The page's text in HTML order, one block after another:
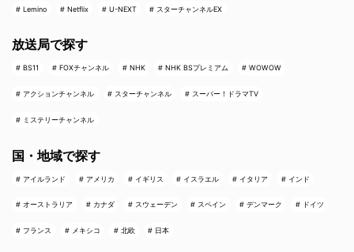
Lemino Netflix U-NEXT スターチャンネルEX
放送局で探す
BS11 FOXチャンネル NHK NHK BSプレミアム WOWOW
アクションチャンネル スターチャンネル スーパー！ドラマTV
ミステリーチャンネル
国・地域で探す
アイルランド アメリカ イギリス イスラエル イタリア インド
オーストラリア カナダ スウェーデン スペイン デンマーク ドイツ
フランス メキシコ 北欧 日本